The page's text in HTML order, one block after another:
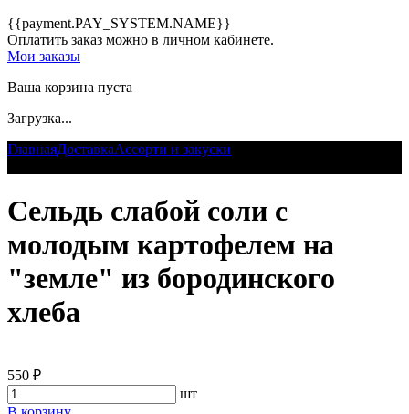
{{payment.PAY_SYSTEM.NAME}}
Оплатить заказ можно в личном кабинете.
Мои заказы
Ваша корзина пуста
Загрузка...
ГлавнаяДоставкаАссорти и закуски
Сельдь слабой соли с
молодым картофелем на
"земле" из бородинского
хлеба
550 ₽
шт